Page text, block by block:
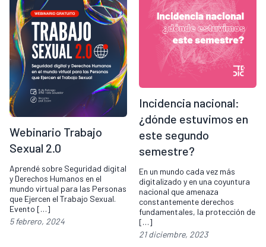
Webinario Trabajo
Sexual 2.0
Aprendé sobre Seguridad digital
y Derechos Humanos en el
mundo virtual para las Personas
que Ejercen el Trabajo Sexual.
Evento […]
5 febrero, 2024
Incidencia nacional:
¿dónde estuvimos en
este segundo
semestre?
En un mundo cada vez más
digitalizado y en una coyuntura
nacional que amenaza
constantemente derechos
fundamentales, la protección de
[…]
21 diciembre, 2023